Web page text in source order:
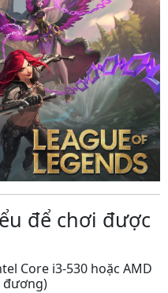
để chơi được
Core i3‑530 hoặc AMD
đương)